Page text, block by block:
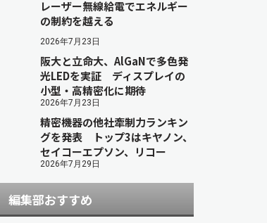
レーザー無線給電でエネルギー
の制約を越える
2026年7月23日
阪大と立命大、AlGaNで多色発
光LEDを実証 ディスプレイの
小型・高精密化に期待
2026年7月23日
精密機器の他社牽制力ランキン
グを発表 トップ3はキヤノン、
セイコーエプソン、リコー
2026年7月29日
編集部おすすめ